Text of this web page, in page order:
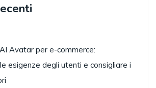
Avatar per e-commerce:
esigenze degli utenti e consigliare i